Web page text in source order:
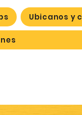
Ubicanos y